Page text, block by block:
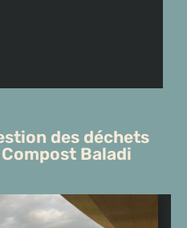
des déchets
Baladi